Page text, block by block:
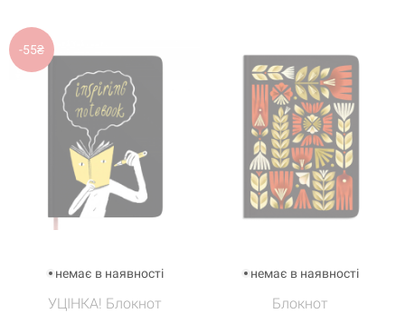
-55₴
немає в наявності
УЦІНКА! Блокнот
немає в наявності
Блокнот